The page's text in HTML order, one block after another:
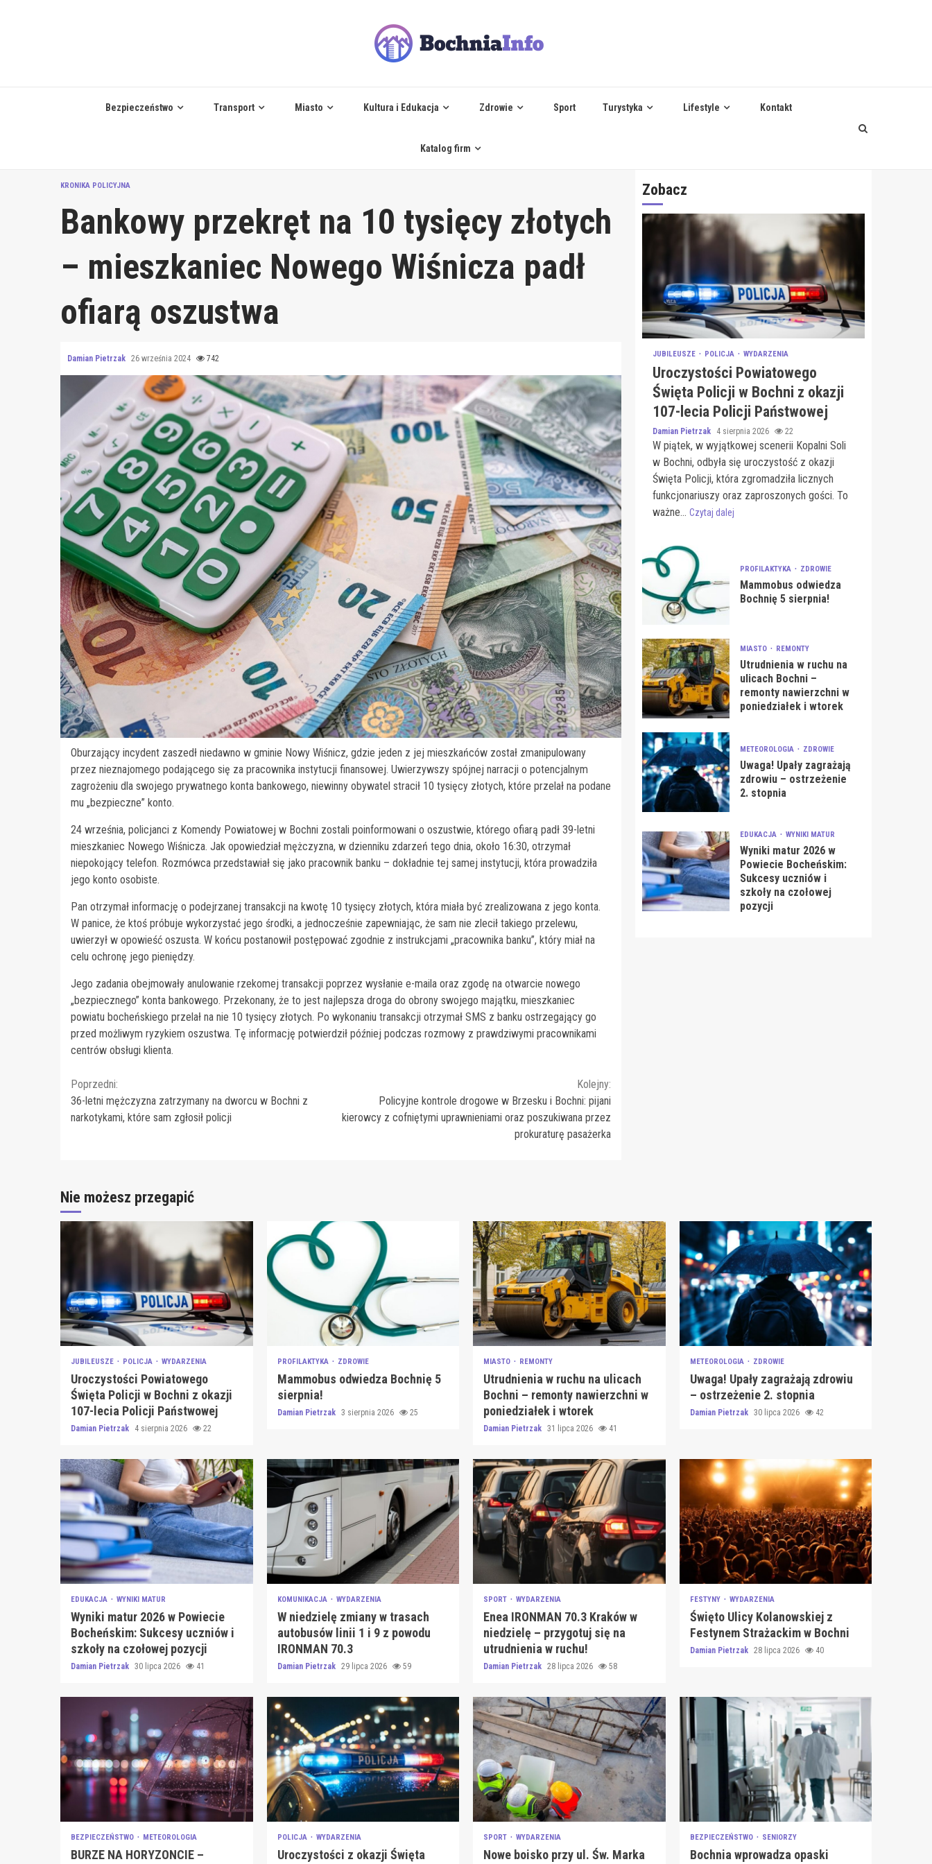
Bezpieczeństwo Transport Miasto Kultura i Edukacja Zdrowie Sport Turystyka Lifestyle Kontakt
Katalog firm
KRONIKA POLICYJNA
Bankowy przekręt na 10 tysięcy złotych
– mieszkaniec Nowego Wiśnicza padł
ofiarą oszustwa
Damian Pietrzak 26 września 2024 742
Oburzający incydent zaszedł niedawno w gminie Nowy Wiśnicz, gdzie jeden z jej mieszkańców został zmanipulowany
przez nieznajomego podającego się za pracownika instytucji finansowej. Uwierzywszy spójnej narracji o potencjalnym
zagrożeniu dla swojego prywatnego konta bankowego, niewinny obywatel stracił 10 tysięcy złotych, które przelał na podane
mu „bezpieczne” konto.
24 września, policjanci z Komendy Powiatowej w Bochni zostali poinformowani o oszustwie, którego ofiarą padł 39-letni
mieszkaniec Nowego Wiśnicza. Jak opowiedział mężczyzna, w dzienniku zdarzeń tego dnia, około 16:30, otrzymał
niepokojący telefon. Rozmówca przedstawiał się jako pracownik banku – dokładnie tej samej instytucji, która prowadziła
jego konto osobiste.
Pan otrzymał informację o podejrzanej transakcji na kwotę 10 tysięcy złotych, która miała być zrealizowana z jego konta.
W panice, że ktoś próbuje wykorzystać jego środki, a jednocześnie zapewniając, że sam nie zlecił takiego przelewu,
uwierzył w opowieść oszusta. W końcu postanowił postępować zgodnie z instrukcjami „pracownika banku”, który miał na
celu ochronę jego pieniędzy.
Jego zadania obejmowały anulowanie rzekomej transakcji poprzez wysłanie e-maila oraz zgodę na otwarcie nowego
„bezpiecznego” konta bankowego. Przekonany, że to jest najlepsza droga do obrony swojego majątku, mieszkaniec
powiatu bocheńskiego przelał na nie 10 tysięcy złotych. Po wykonaniu transakcji otrzymał SMS z banku ostrzegający go
przed możliwym ryzykiem oszustwa. Tę informację potwierdził później podczas rozmowy z prawdziwymi pracownikami
centrów obsługi klienta.
Continue
Reading
Poprzedni:
36-letni mężczyzna zatrzymany na dworcu w Bochni z
narkotykami, które sam zgłosił policji
Kolejny:
Policyjne kontrole drogowe w Brzesku i Bochni: pijani
kierowcy z cofniętymi uprawnieniami oraz poszukiwana przez
prokuraturę pasażerka
Zobacz
JUBILEUSZE POLICJA WYDARZENIA
Uroczystości Powiatowego
Święta Policji w Bochni z okazji
107-lecia Policji Państwowej
Damian Pietrzak 4 sierpnia 2026 22
W piątek, w wyjątkowej scenerii Kopalni Soli
w Bochni, odbyła się uroczystość z okazji
Święta Policji, która zgromadziła licznych
funkcjonariuszy oraz zaproszonych gości. To
ważne... Czytaj dalej
PROFILAKTYKA ZDROWIE
Mammobus odwiedza
Bochnię 5 sierpnia!
MIASTO REMONTY
Utrudnienia w ruchu na
ulicach Bochni –
remonty nawierzchni w
poniedziałek i wtorek
METEOROLOGIA ZDROWIE
Uwaga! Upały zagrażają
zdrowiu – ostrzeżenie
2. stopnia
EDUKACJA WYNIKI MATUR
Wyniki matur 2026 w
Powiecie Bocheńskim:
Sukcesy uczniów i
szkoły na czołowej
pozycji
Nie możesz przegapić
JUBILEUSZE POLICJA WYDARZENIA
Uroczystości Powiatowego
Święta Policji w Bochni z okazji
107-lecia Policji Państwowej
Damian Pietrzak 4 sierpnia 2026 22
PROFILAKTYKA ZDROWIE
Mammobus odwiedza Bochnię 5
sierpnia!
Damian Pietrzak 3 sierpnia 2026 25
MIASTO REMONTY
Utrudnienia w ruchu na ulicach
Bochni – remonty nawierzchni w
poniedziałek i wtorek
Damian Pietrzak 31 lipca 2026 41
METEOROLOGIA ZDROWIE
Uwaga! Upały zagrażają zdrowiu
– ostrzeżenie 2. stopnia
Damian Pietrzak 30 lipca 2026 42
EDUKACJA WYNIKI MATUR
Wyniki matur 2026 w Powiecie
Bocheńskim: Sukcesy uczniów i
szkoły na czołowej pozycji
Damian Pietrzak 30 lipca 2026 41
KOMUNIKACJA WYDARZENIA
W niedzielę zmiany w trasach
autobusów linii 1 i 9 z powodu
IRONMAN 70.3
Damian Pietrzak 29 lipca 2026 59
SPORT WYDARZENIA
Enea IRONMAN 70.3 Kraków w
niedzielę – przygotuj się na
utrudnienia w ruchu!
Damian Pietrzak 28 lipca 2026 58
FESTYNY WYDARZENIA
Święto Ulicy Kolanowskiej z
Festynem Strażackim w Bochni
Damian Pietrzak 28 lipca 2026 40
BEZPIECZEŃSTWO METEOROLOGIA
BURZE NA HORYZONCIE –
POLICJA WYDARZENIA
Uroczystości z okazji Święta
SPORT WYDARZENIA
Nowe boisko przy ul. Św. Marka
BEZPIECZEŃSTWO SENIORZY
Bochnia wprowadza opaski